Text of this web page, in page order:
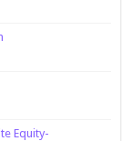
Equity-